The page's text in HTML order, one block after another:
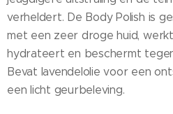
verheldert. De Body Polish is
met een zeer droge huid,
hydrateert en beschermt
Bevat lavendelolie voor een
een licht geurbeleving.